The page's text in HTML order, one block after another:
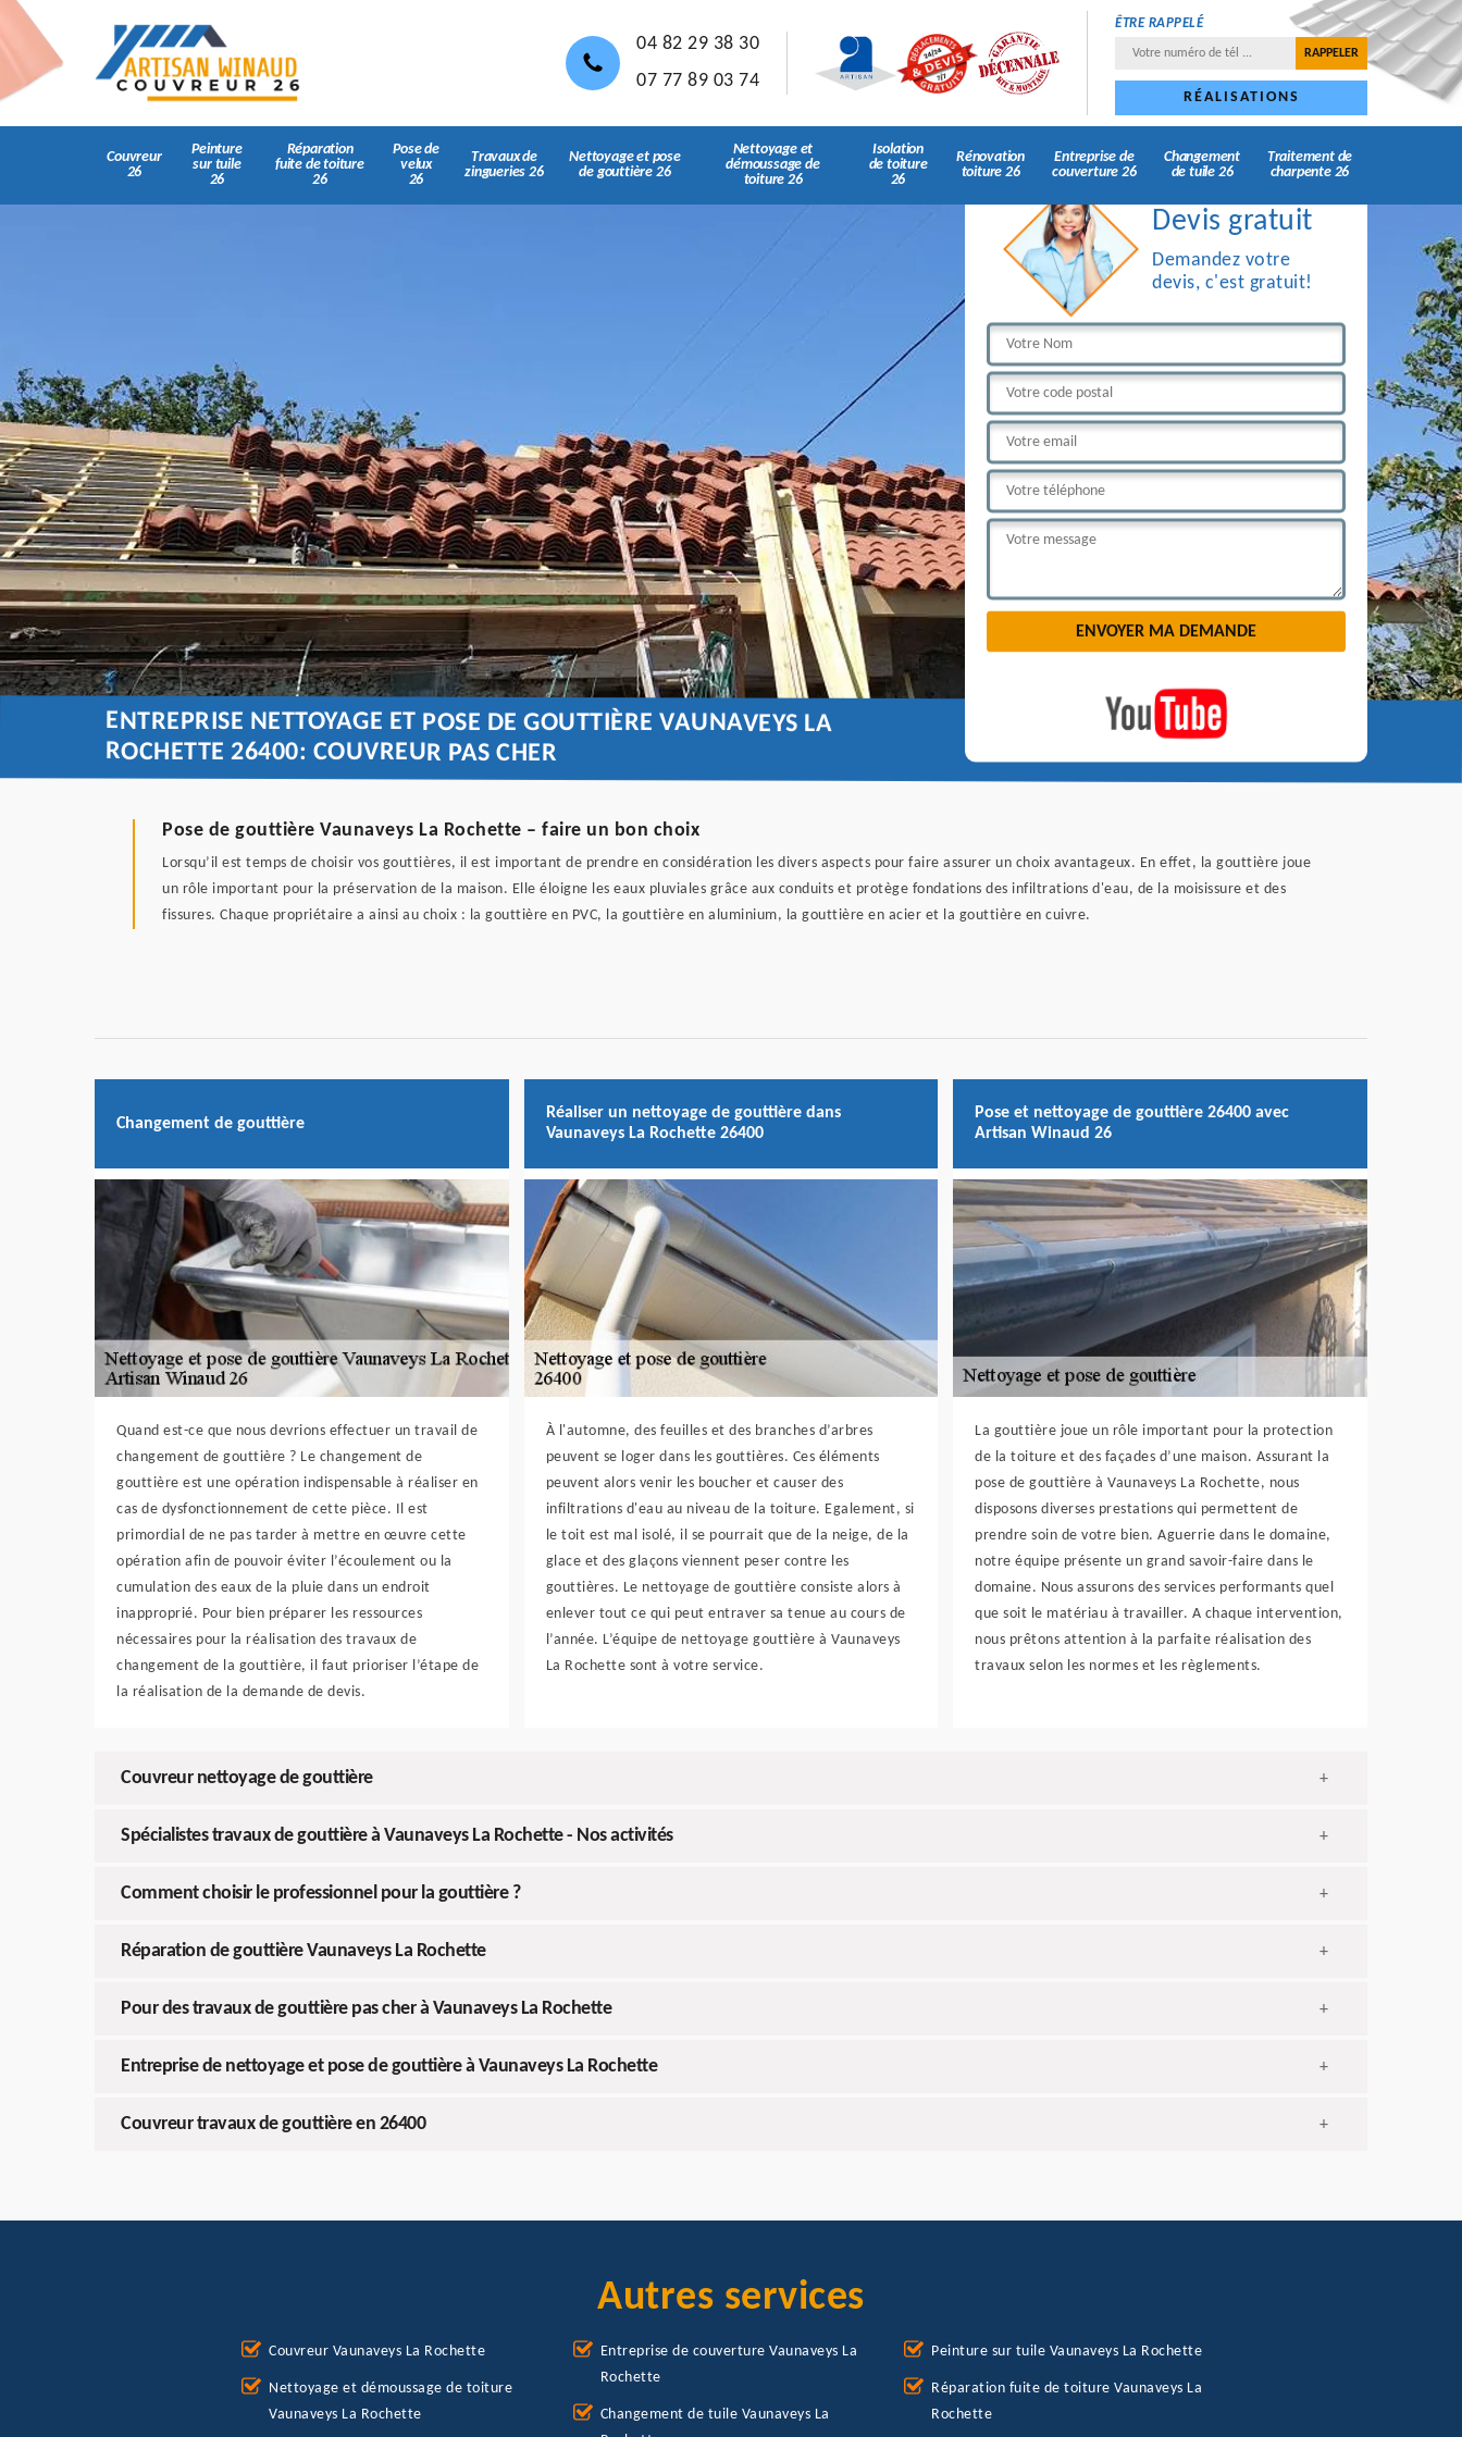
04 82 29 38 30
07 77 89 03 74
ÊTRE RAPPELÉ
RÉALISATIONS
Couvreur
26
Peinture
sur tuile
26
Réparation
fuite de toiture
26
Pose de
velux
26
Travaux de
zingueries 26
Nettoyage et pose
de gouttière 26
Nettoyage et
démoussage de
toiture 26
Isolation
de toiture
26
Rénovation
toiture 26
Entreprise de
couverture 26
Changement
de tuile 26
Traitement de
charpente 26
Devis gratuit
Demandez votre
devis, c'est gratuit!
ENTREPRISE NETTOYAGE ET POSE DE GOUTTIÈRE VAUNAVEYS LA
ROCHETTE 26400: COUVREUR PAS CHER
Pose de gouttière Vaunaveys La Rochette – faire un bon choix
Lorsqu’il est temps de choisir vos gouttières, il est important de prendre en considération les divers aspects pour faire assurer un choix avantageux. En effet, la gouttière joue
un rôle important pour la préservation de la maison. Elle éloigne les eaux pluviales grâce aux conduits et protège fondations des infiltrations d'eau, de la moisissure et des
fissures. Chaque propriétaire a ainsi au choix : la gouttière en PVC, la gouttière en aluminium, la gouttière en acier et la gouttière en cuivre.
Changement de gouttière
Quand est-ce que nous devrions effectuer un travail de
changement de gouttière ? Le changement de
gouttière est une opération indispensable à réaliser en
cas de dysfonctionnement de cette pièce. Il est
primordial de ne pas tarder à mettre en œuvre cette
opération afin de pouvoir éviter l’écoulement ou la
cumulation des eaux de la pluie dans un endroit
inapproprié. Pour bien préparer les ressources
nécessaires pour la réalisation des travaux de
changement de la gouttière, il faut prioriser l’étape de
la réalisation de la demande de devis.
Réaliser un nettoyage de gouttière dans
Vaunaveys La Rochette 26400
À l'automne, des feuilles et des branches d’arbres
peuvent se loger dans les gouttières. Ces éléments
peuvent alors venir les boucher et causer des
infiltrations d'eau au niveau de la toiture. Egalement, si
le toit est mal isolé, il se pourrait que de la neige, de la
glace et des glaçons viennent peser contre les
gouttières. Le nettoyage de gouttière consiste alors à
enlever tout ce qui peut entraver sa tenue au cours de
l’année. L’équipe de nettoyage gouttière à Vaunaveys
La Rochette sont à votre service.
Pose et nettoyage de gouttière 26400 avec
Artisan Winaud 26
La gouttière joue un rôle important pour la protection
de la toiture et des façades d’une maison. Assurant la
pose de gouttière à Vaunaveys La Rochette, nous
disposons diverses prestations qui permettent de
prendre soin de votre bien. Aguerrie dans le domaine,
notre équipe présente un grand savoir-faire dans le
domaine. Nous assurons des services performants quel
que soit le matériau à travailler. A chaque intervention,
nous prêtons attention à la parfaite réalisation des
travaux selon les normes et les règlements.
Couvreur nettoyage de gouttière +
Spécialistes travaux de gouttière à Vaunaveys La Rochette - Nos activités +
Comment choisir le professionnel pour la gouttière ? +
Réparation de gouttière Vaunaveys La Rochette +
Pour des travaux de gouttière pas cher à Vaunaveys La Rochette +
Entreprise de nettoyage et pose de gouttière à Vaunaveys La Rochette +
Couvreur travaux de gouttière en 26400 +
Autres services
Couvreur Vaunaveys La Rochette
Nettoyage et démoussage de toiture
Vaunaveys La Rochette
Entreprise de couverture Vaunaveys La
Rochette
Changement de tuile Vaunaveys La
Peinture sur tuile Vaunaveys La Rochette
Réparation fuite de toiture Vaunaveys La
Rochette